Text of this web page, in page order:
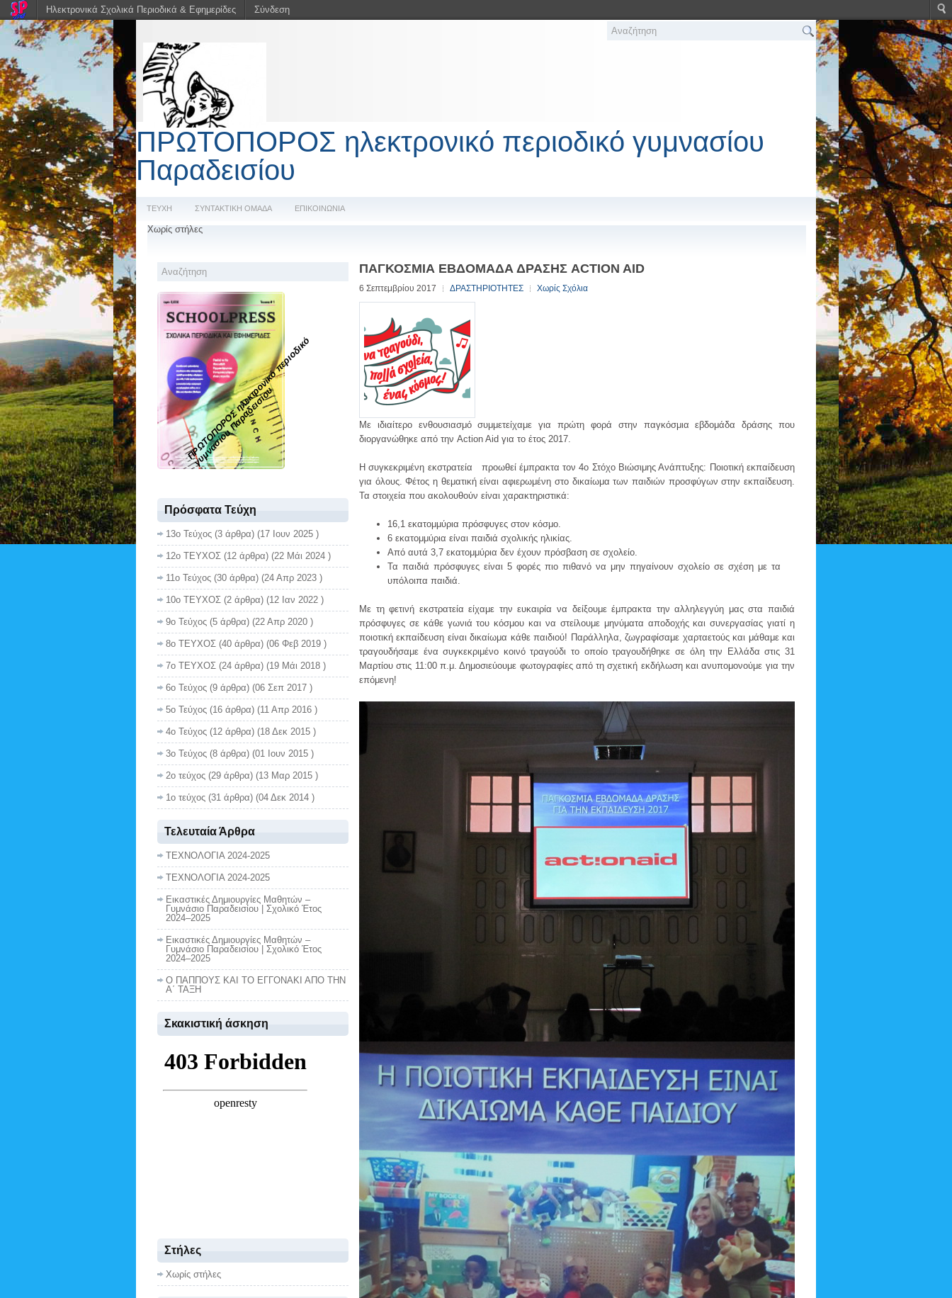
ΠΡΩΤΟΠΟΡΟΣ ηλεκτρονικό περιοδικό γυμνασίου
Παραδεισίου
ΤΕΥΧΗ ΣΥΝΤΑΚΤΙΚΗ ΟΜΑΔΑ ΕΠΙΚΟΙΝΩΝΙΑ
Χωρίς στήλες
ΠΑΓΚΟΣΜΙΑ ΕΒΔΟΜΑΔΑ ΔΡΑΣΗΣ ACTION AID
6 Σεπτεμβρίου 2017 ΔΡΑΣΤΗΡΙΟΤΗΤΕΣ Χωρίς Σχόλια
Με ιδιαίτερο ενθουσιασμό συμμετείχαμε για πρώτη φορά στην παγκόσμια εβδομάδα δράσης που
διοργανώθηκε από την Action Aid για το έτος 2017.
Η συγκεκριμένη εκστρατεία προωθεί έμπρακτα τον 4ο Στόχο Βιώσιμης Ανάπτυξης: Ποιοτική εκπαίδευση
για όλους. Φέτος η θεματική είναι αφιερωμένη στο δικαίωμα των παιδιών προσφύγων στην εκπαίδευση.
Τα στοιχεία που ακολουθούν είναι χαρακτηριστικά:
16,1 εκατομμύρια πρόσφυγες στον κόσμο.
6 εκατομμύρια είναι παιδιά σχολικής ηλικίας.
Από αυτά 3,7 εκατομμύρια δεν έχουν πρόσβαση σε σχολείο.
Τα παιδιά πρόσφυγες είναι 5 φορές πιο πιθανό να μην πηγαίνουν σχολείο σε σχέση με τα
υπόλοιπα παιδιά.
Με τη φετινή εκστρατεία είχαμε την ευκαιρία να δείξουμε έμπρακτα την αλληλεγγύη μας στα παιδιά
πρόσφυγες σε κάθε γωνιά του κόσμου και να στείλουμε μηνύματα αποδοχής και συνεργασίας γιατί η
ποιοτική εκπαίδευση είναι δικαίωμα κάθε παιδιού! Παράλληλα, ζωγραφίσαμε χαρταετούς και μάθαμε και
τραγουδήσαμε ένα συγκεκριμένο κοινό τραγούδι το οποίο τραγουδήθηκε σε όλη την Ελλάδα στις 31
Μαρτίου στις 11:00 π.μ. Δημοσιεύουμε φωτογραφίες από τη σχετική εκδήλωση και ανυπομονούμε για την
επόμενη!
Π
Ρ
Ω
Τ
Ο
Π
Ο
Ρ
Ο
Σ
η
λ
ε
κ
τ
ρ
ο
ν
ι
κ
ό
π
ε
ρ
ι
ο
δ
ι
κ
ό
γ
υ
μ
ν
α
σ
ί
ο
υ
Π
α
ρ
α
δ
ε
ι
σ
ί
ο
υ
Πρόσφατα Τεύχη
13ο Τεύχος (3 άρθρα) (17 Ιουν 2025 )
12ο ΤΕΥΧΟΣ (12 άρθρα) (22 Μάι 2024 )
11ο Τεύχος (30 άρθρα) (24 Απρ 2023 )
10ο ΤΕΥΧΟΣ (2 άρθρα) (12 Ιαν 2022 )
9ο Τεύχος (5 άρθρα) (22 Απρ 2020 )
8ο ΤΕΥΧΟΣ (40 άρθρα) (06 Φεβ 2019 )
7ο ΤΕΥΧΟΣ (24 άρθρα) (19 Μάι 2018 )
6ο Τεύχος (9 άρθρα) (06 Σεπ 2017 )
5ο Τεύχος (16 άρθρα) (11 Απρ 2016 )
4ο Τεύχος (12 άρθρα) (18 Δεκ 2015 )
3ο Τεύχος (8 άρθρα) (01 Ιουν 2015 )
2ο τεύχος (29 άρθρα) (13 Μαρ 2015 )
1ο τεύχος (31 άρθρα) (04 Δεκ 2014 )
Τελευταία Άρθρα
ΤΕΧΝΟΛΟΓΙΑ 2024-2025
ΤΕΧΝΟΛΟΓΙΑ 2024-2025
Εικαστικές Δημιουργίες Μαθητών –
Γυμνάσιο Παραδεισίου | Σχολικό Έτος
2024–2025
Εικαστικές Δημιουργίες Μαθητών –
Γυμνάσιο Παραδεισίου | Σχολικό Έτος
2024–2025
Ο ΠΑΠΠΟΥΣ ΚΑΙ ΤΟ ΕΓΓΟΝΑΚΙ ΑΠΟ ΤΗΝ
Α΄ ΤΑΞΗ
Σκακιστική άσκηση
Στήλες
Χωρίς στήλες
Ηλεκτρονικά Σχολικά Περιοδικά & Εφημερίδες Σύνδεση